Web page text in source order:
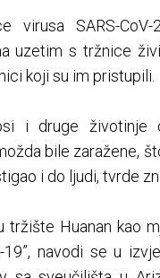
virusa SARS-
uzetim s tržnice
koji su im pristupili.
i druge životinje
bile zaražene,
i do ljudi, tvrde
tržište Huanan kao
navodi se u